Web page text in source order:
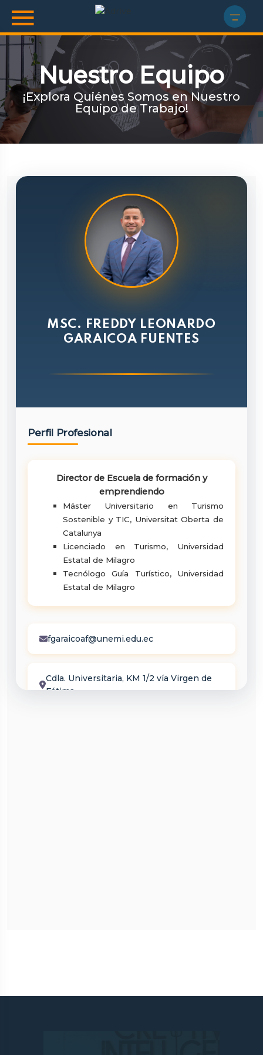
Nuestro Equipo
¡Explora Quiénes Somos en Nuestro
Equipo de Trabajo!
MSC. FREDDY LEONARDO
GARAICOA FUENTES
Perfil Profesional
Director de Escuela de formación y
emprendiendo
Máster Universitario en Turismo
Sostenible y TIC, Universitat Oberta de
Catalunya
Licenciado en Turismo, Universidad
Estatal de Milagro
Tecnólogo Guía Turístico, Universidad
Estatal de Milagro
fgaraicoaf@unemi.edu.ec
Cdla. Universitaria, KM 1/2 vía Virgen de
Fátima